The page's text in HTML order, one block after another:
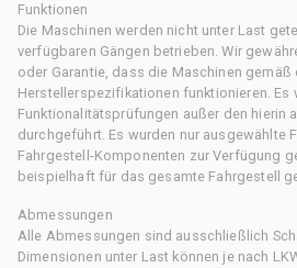
Funktionen
Die Maschinen werden nicht unter Last
verfügbaren Gängen betrieben. Wir
oder Garantie, dass die Maschinen gemäß
Herstellerspezifikationen funktionieren. Es
Funktionalitätsprüfungen außer den hierin
durchgeführt. Es wurden nur ausgewählte
Fahrgestell-Komponenten zur Verfügung
beispielhaft für das gesamte Fahrgestell
Abmessungen
Alle Abmessungen sind ausschließlich
Dimensionen unter Last können je nach